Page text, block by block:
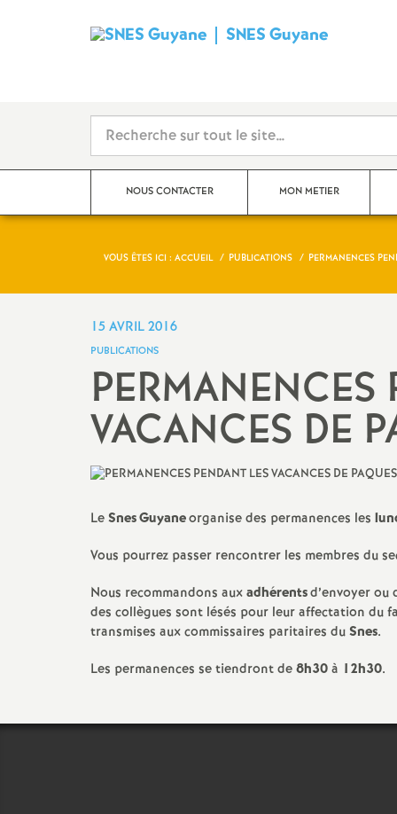
SNES GuyaneS
d
i
c
t
N
a
i
o
n
a
l
NOUS CONTACTER MON METIER
Certifié·e
Contractuel
Stagiaire
VOUS ÊTES ICI : ACCUEIL PUBLICATIONS PERMANENCES
15 AVRIL 2016
PUBLICATIONS
PERMANENCES
VACANCES DE
LeSnes Guyaneorganise des permanences les
Vous pourrez passer rencontrer les membres du
Nous recommandons auxadhérentsd’envoyer ou
des collègues sont lésés pour leur affectation du
transmises aux commissaires paritaires duSnes.
Les permanences se tiendront de8h30à 12h30.